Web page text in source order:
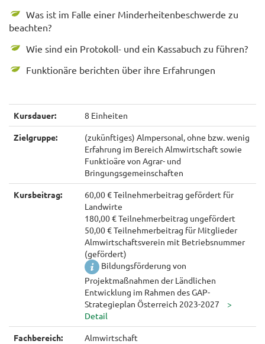
Was ist im Falle einer Minderheitenbeschwerde zu
beachten?
Wie sind ein Protokoll- und ein Kassabuch zu führen?
Funktionäre berichten über ihre Erfahrungen
Kursdauer: 8 Einheiten
Zielgruppe:
(zukünftiges) Almpersonal, ohne bzw. wenig
Erfahrung im Bereich Almwirtschaft sowie
Funktioäre von Agrar- und
Bringungsgemeinschaften
Kursbeitrag:
60,00 € Teilnehmerbeitrag gefördert für
Landwirte
180,00 € Teilnehmerbeitrag ungefördert
50,00 € Teilnehmerbeitrag für Mitglieder
Almwirtschaftsverein mit Betriebsnummer
(gefördert)
Bildungsförderung von
Projektmaßnahmen der Ländlichen
Entwicklung im Rahmen des GAP-
Strategieplan Österreich 2023-2027
Fachbereich: Almwirtschaft